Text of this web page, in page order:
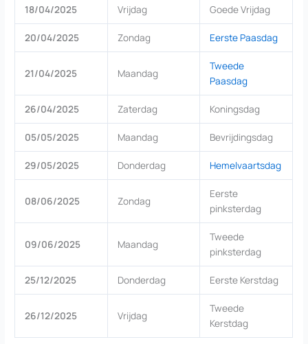
18/04/2025 Vrijdag Goede Vrijdag
20/04/2025 Zondag Eerste Paasdag
21/04/2025 Maandag
Tweede
Paasdag
26/04/2025 Zaterdag Koningsdag
05/05/2025 Maandag Bevrijdingsdag
29/05/2025 Donderdag Hemelvaartsdag
08/06/2025 Zondag
Eerste
pinksterdag
09/06/2025 Maandag
Tweede
pinksterdag
25/12/2025 Donderdag Eerste Kerstdag
26/12/2025 Vrijdag
Tweede
Kerstdag